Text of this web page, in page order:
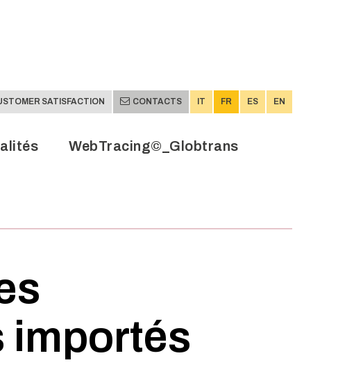
SATISFACTION CONTACTS IT FR ES EN
WebTracing©_Globtrans
importés